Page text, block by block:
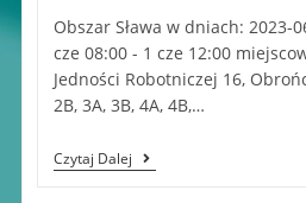
Obszar Sława w dniach: 2023-
cze 08:00 - 1 cze 12:00
Jedności Robotniczej 16,
2B, 3A, 3B, 4A, 4B,…
Czytaj Dalej